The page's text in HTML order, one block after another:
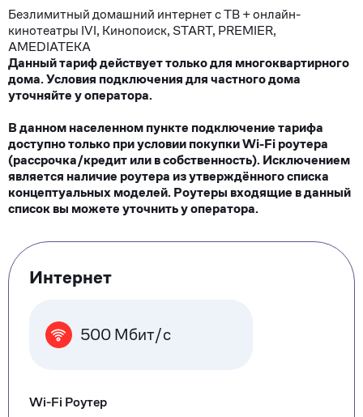
Безлимитный домашний интернет с ТВ + онлайн-
кинотеатры IVI, Кинопоиск, START, PREMIER,
AMEDIATEKA
Данный тариф действует только для многоквартирного
дома. Условия подключения для частного дома
уточняйте у оператора.
В данном населенном пункте подключение тарифа
доступно только при условии покупки Wi-Fi роутера
(рассрочка/кредит или в собственность). Исключением
является наличие роутера из утверждённого списка
концептуальных моделей. Роутеры входящие в данный
список вы можете уточнить у оператора.
Тарифные
опции
Интернет
500 Мбит/с
Wi-Fi Роутер